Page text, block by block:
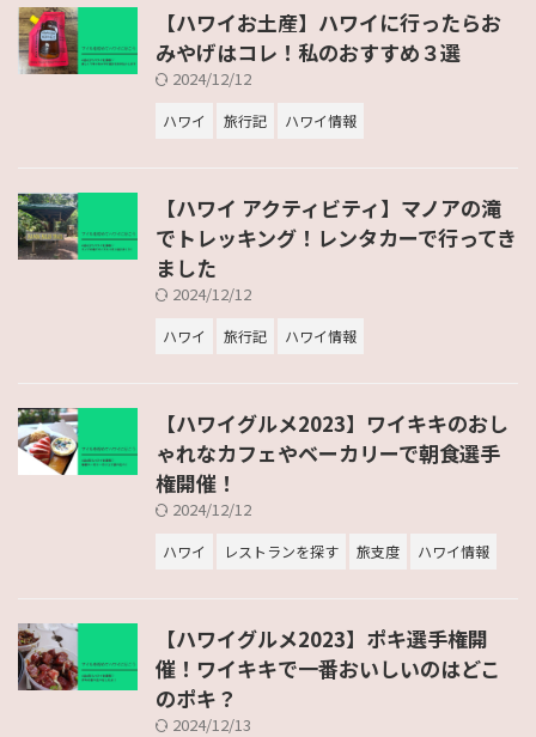
【ハワイお土産】ハワイに行ったらお
みやげはコレ！私のおすすめ３選
2024/12/12
ハワイ 旅行記 ハワイ情報
【ハワイ アクティビティ】マノアの滝
でトレッキング！レンタカーで行ってき
ました
2024/12/12
ハワイ 旅行記 ハワイ情報
【ハワイグルメ2023】ワイキキのおし
ゃれなカフェやベーカリーで朝食選手
権開催！
2024/12/12
ハワイ レストランを探す 旅支度 ハワイ情報
【ハワイグルメ2023】ポキ選手権開
催！ワイキキで一番おいしいのはどこ
のポキ？
2024/12/13